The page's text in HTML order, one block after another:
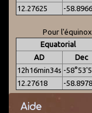
12.27625
-
Pour
Equatorial
AD
Dec
12h16min34s -
12.27618
-
Aide